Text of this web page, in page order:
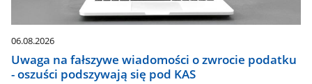
06.08.2026
Uwaga na fałszywe wiadomości o zwrocie podatku
- oszuści podszywają się pod KAS